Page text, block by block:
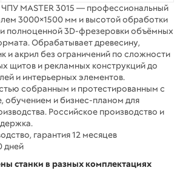
MASTER 3015 — профессиональный
3000×1500 мм и высотой обработки
полноценной 3D-фрезеровки объёмных
Обрабатывает древесину,
и акрил без ограничений по сложности
щитов и рекламных конструкций до
и интерьерных элементов.
собранным и протестированным с
обучением и бизнес-планом для
Российское производство и
гарантия 12 месяцев
дней
станки в разных комплектациях